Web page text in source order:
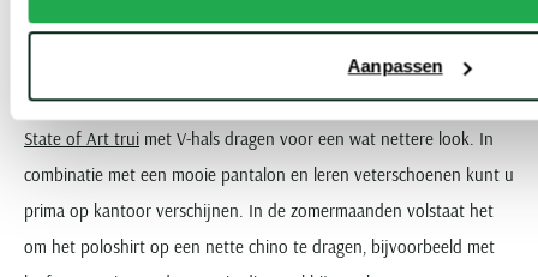
Aanpassen
Creëer een zakelijke look met een poloshirt
over het algemeen een meer casual uitstraling
hebben, kunt u een polo natuurlijk ook prima onder een mooie
State of Art trui met V-hals dragen voor een wat nettere look. In
combinatie met een mooie pantalon en leren veterschoenen kunt u
prima op kantoor verschijnen. In de zomermaanden volstaat het
om het poloshirt op een nette chino te dragen, bijvoorbeeld met